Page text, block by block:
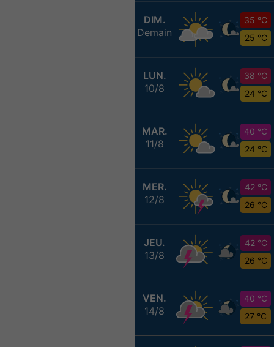
DIM.
Demain
35 °C
25 °C
LUN.
10/8
38 °C
24 °C
MAR.
11/8
40 °C
24 °C
MER.
12/8
42 °C
26 °C
JEU.
13/8
42 °C
26 °C
VEN.
14/8
40 °C
27 °C